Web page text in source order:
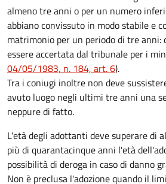
almeno tre anni o per un numero
abbiano convissuto in modo stabile e
matrimonio per un periodo di tre anni:
essere accertata dal tribunale per i
04/05/1983, n. 184, art. 6).
Tra i coniugi inoltre non deve
avuto luogo negli ultimi tre anni una
neppure di fatto.
L'età degli adottanti deve superare di
più di quarantacinque anni l'età
possibilità di deroga in caso di danno
Non è preclusa l'adozione quando il